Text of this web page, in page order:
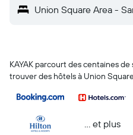
Union Square Area -
KAYAK parcourt des centaines
trouver des hôtels à Union
… et plus